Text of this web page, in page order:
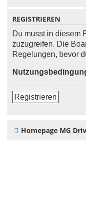
REGISTRIEREN
Du musst in diesem
zuzugreifen. Die
Regelungen, bevor
Registrieren
Homepage MG